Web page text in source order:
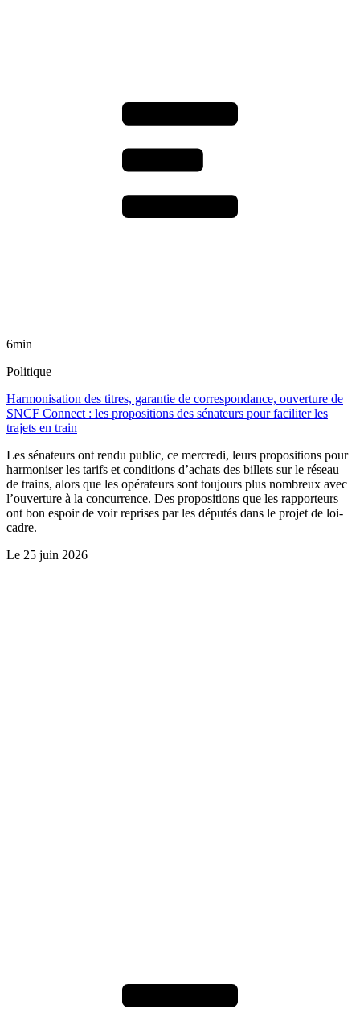
6min
Politique
Harmonisation des titres, garantie de correspondance, ouverture de
SNCF Connect : les propositions des sénateurs pour faciliter les
trajets en train
Les sénateurs ont rendu public, ce mercredi, leurs propositions pour
harmoniser les tarifs et conditions d’achats des billets sur le réseau
de trains, alors que les opérateurs sont toujours plus nombreux avec
l’ouverture à la concurrence. Des propositions que les rapporteurs
ont bon espoir de voir reprises par les députés dans le projet de loi-
cadre.
Le 25 juin 2026